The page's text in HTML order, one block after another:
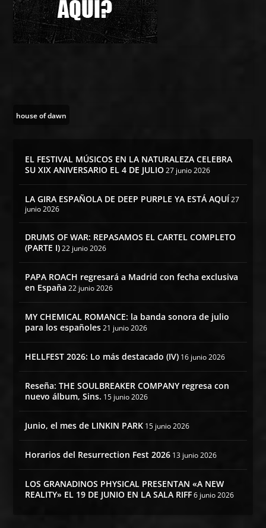
house of dawn
EL FESTIVAL MÚSICOS EN LA NATURALEZA CELEBRA
SU XIX ANIVERSARIO EL 4 DE JULIO 27 junio 2026
LA GIRA ESPAÑOLA DE DEEP PURPLE YA ESTÁ AQUÍ 27
junio 2026
DRUMS OF WAR: REPASAMOS EL CARTEL COMPLETO
(PARTE I) 22 junio 2026
PAPA ROACH regresará a Madrid con fecha exclusiva
en España 22 junio 2026
MY CHEMICAL ROMANCE: la banda sonora de julio
para los españoles 21 junio 2026
HELLFEST 2026: Lo más destacado (IV) 16 junio 2026
Reseña: THE SOULBREAKER COMPANY regresa con
nuevo álbum, Sins. 15 junio 2026
Junio, el mes de LINKIN PARK 15 junio 2026
Horarios del Resurrection Fest 2026 13 junio 2026
LOS GRANADINOS PHYSICAL PRESENTAN «A NEW
REALITY» EL 19 DE JUNIO EN LA SALA RIFF 6 junio 2026